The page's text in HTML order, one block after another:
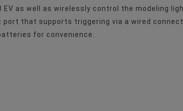
as well as wirelessly control the modeling
that supports triggering via a wired
for convenience.